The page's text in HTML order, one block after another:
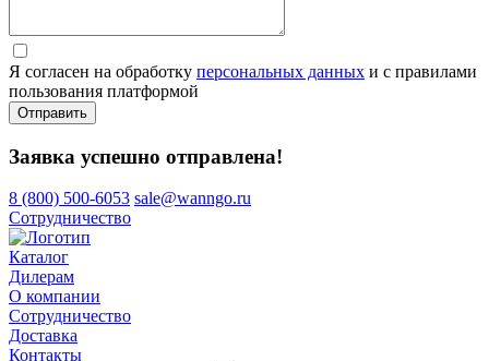
Я согласен на обработку персональных данных и с правилами
пользования платформой
Отправить
Заявка успешно отправлена!
8 (800) 500-6053 sale@wanngo.ru
Сотрудничество
Каталог
Дилерам
О компании
Сотрудничество
Доставка
Контакты